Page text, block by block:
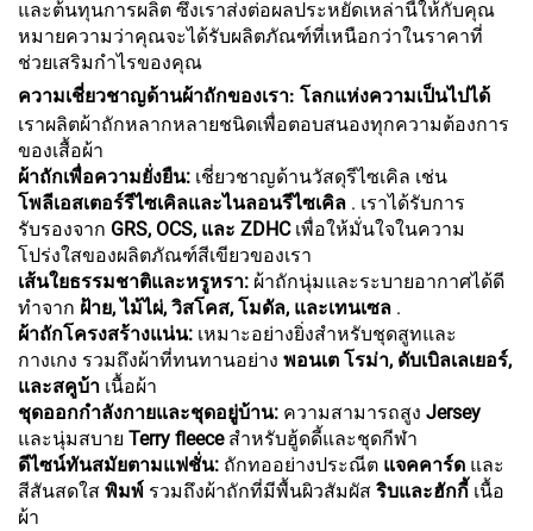
และต้นทุนการผลิต ซึ่งเราส่งต่อผลประหยัดเหล่านี้ให้กับคุณ
หมายความว่าคุณจะได้รับผลิตภัณฑ์ที่เหนือกว่าในราคาที่
ช่วยเสริมกำไรของคุณ
ความเชี่ยวชาญด้านผ้าถักของเรา: โลกแห่งความเป็นไปได้
เราผลิตผ้าถักหลากหลายชนิดเพื่อตอบสนองทุกความต้องการ
ของเสื้อผ้า
ผ้าถักเพื่อความยั่งยืน: เชี่ยวชาญด้านวัสดุรีไซเคิล เช่น
โพลีเอสเตอร์รีไซเคิลและไนลอนรีไซเคิล . เราได้รับการ
รับรองจาก GRS, OCS, และ ZDHC เพื่อให้มั่นใจในความ
โปร่งใสของผลิตภัณฑ์สีเขียวของเรา
เส้นใยธรรมชาติและหรูหรา: ผ้าถักนุ่มและระบายอากาศได้ดี
ทำจาก ฝ้าย, ไม้ไผ่, วิสโคส, โมดัล, และเทนเซล .
ผ้าถักโครงสร้างแน่น: เหมาะอย่างยิ่งสำหรับชุดสูทและ
กางเกง รวมถึงผ้าที่ทนทานอย่าง พอนเต โรม่า, ดับเบิลเลเยอร์,
และสคูบ้า เนื้อผ้า
ชุดออกกำลังกายและชุดอยู่บ้าน: ความสามารถสูง Jersey
และนุ่มสบาย Terry fleece สำหรับฮู้ดดี้และชุดกีฬา
ดีไซน์ทันสมัยตามแฟชั่น: ถักทออย่างประณีต แจคคาร์ด และ
สีสันสดใส พิมพ์ รวมถึงผ้าถักที่มีพื้นผิวสัมผัส ริบและฮักกี้ เนื้อ
ผ้า